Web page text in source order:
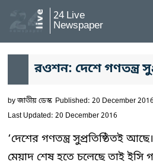
24 Live
Newspaper
রওশন: দেশে গণতন্ত্র
byজাতীয় ডেস্ক Published: 20 December 2016
Last Updated: 20 December 2016
‘দেশের গণতন্ত্র সুপ্রতিষ্ঠিতই
মেয়াদ শেষ হতে চলেছে তাই ইসি